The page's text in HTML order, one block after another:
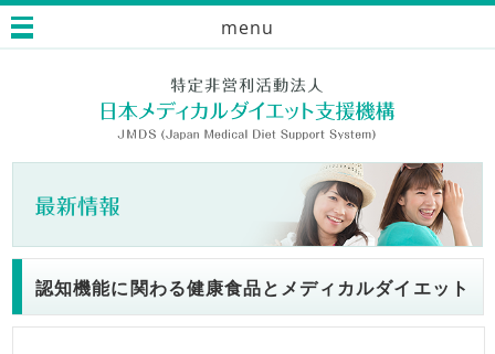
menu
認知機能に関わる健康食品とメディカルダイエット